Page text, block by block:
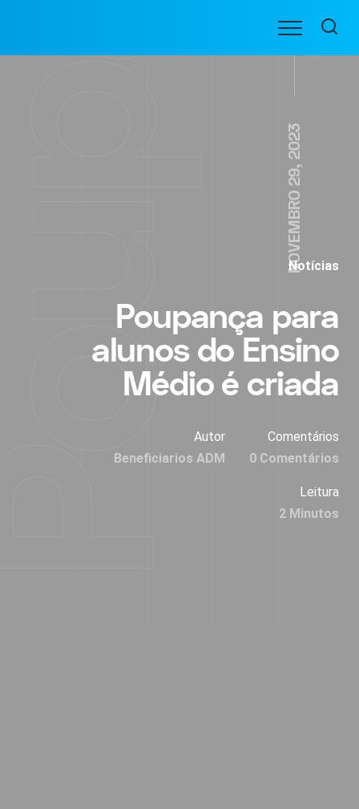
BENEFICIARIOS
Menu
NOVEMBRO 29, 2023
Notícias
Poupança para
alunos do Ensino
Médio é criada
Autor
Beneficiarios ADM
Comentários
0 Comentários
Leitura
2 Minutos